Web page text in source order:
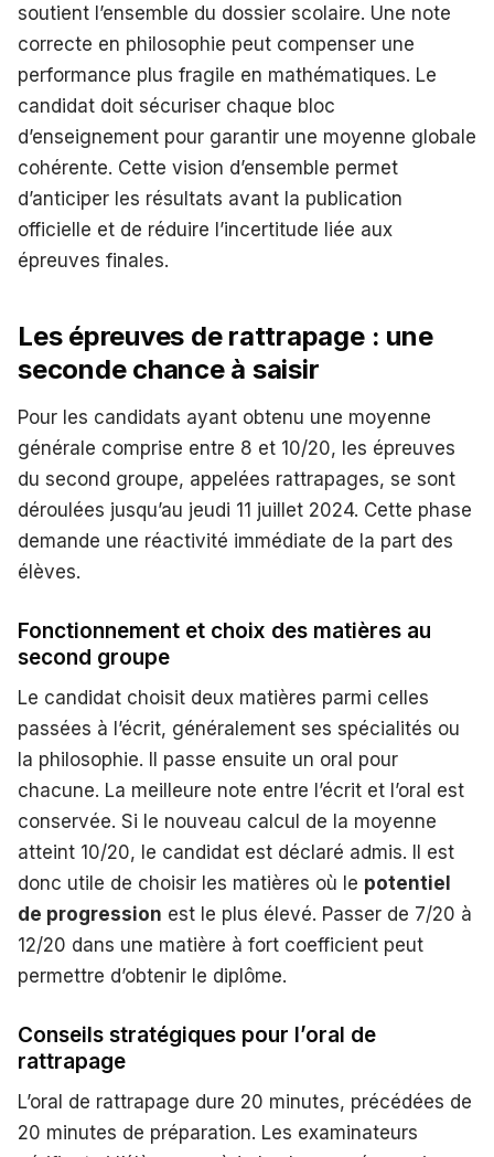
soutient l’ensemble du dossier scolaire. Une note
correcte en philosophie peut compenser une
performance plus fragile en mathématiques. Le
candidat doit sécuriser chaque bloc
d’enseignement pour garantir une moyenne globale
cohérente. Cette vision d’ensemble permet
d’anticiper les résultats avant la publication
officielle et de réduire l’incertitude liée aux
épreuves finales.
Les épreuves de rattrapage : une
seconde chance à saisir
Pour les candidats ayant obtenu une moyenne
générale comprise entre 8 et 10/20, les épreuves
du second groupe, appelées rattrapages, se sont
déroulées jusqu’au jeudi 11 juillet 2024. Cette phase
demande une réactivité immédiate de la part des
élèves.
Fonctionnement et choix des matières au
second groupe
Le candidat choisit deux matières parmi celles
passées à l’écrit, généralement ses spécialités ou
la philosophie. Il passe ensuite un oral pour
chacune. La meilleure note entre l’écrit et l’oral est
conservée. Si le nouveau calcul de la moyenne
atteint 10/20, le candidat est déclaré admis. Il est
donc utile de choisir les matières où le potentiel
de progression est le plus élevé. Passer de 7/20 à
12/20 dans une matière à fort coefficient peut
permettre d’obtenir le diplôme.
Conseils stratégiques pour l’oral de
rattrapage
L’oral de rattrapage dure 20 minutes, précédées de
20 minutes de préparation. Les examinateurs